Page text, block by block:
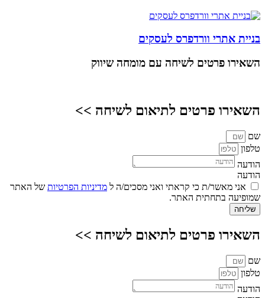
בניית אתרי וורדפרס לעסקים
השאירו פרטים לשיחה עם מומחה שיווק
השאירו פרטים לתיאום לשיחה >>
שם
טלפון
הודעה
הודעה
אני מאשר/ת כי קראתי ואני מסכים/ה ל מדיניות הפרטיות של האתר
שמופיעה בתחתית האתר.
שליחה
השאירו פרטים לתיאום לשיחה >>
שם
טלפון
הודעה